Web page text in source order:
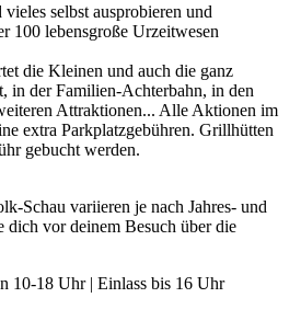
selbst ausprobieren und
100 lebensgroße Urzeitwesen
die Kleinen und auch die ganz
in der Familien-Achterbahn, in den
Attraktionen... Alle Aktionen im
extra Parkplatzgebühren. Grillhütten
gebucht werden.
Schau variieren je nach Jahres- und
dich vor deinem Besuch über die
10-18 Uhr | Einlass bis 16 Uhr